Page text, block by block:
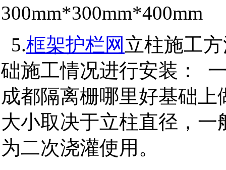
300mm*300mm*400mm
5.框架护栏网 立柱施工
础施工情况进行安装：
成都隔离栅哪里好基础
大小取决于立柱直径，一
为二次浇灌使用。